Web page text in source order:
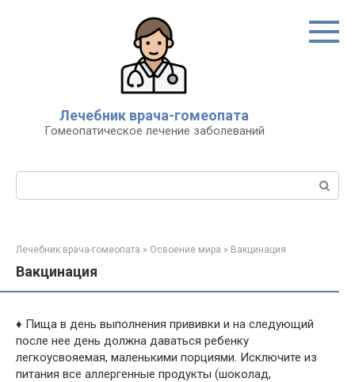
Лечебник врача-гомеопата
Гомеопатическое лечение заболеваний
Поиск:
Лечебник врача-гомеопата » Освоение мира » Вакцинация
Вакцинация
♦ Пища в день выполнения прививки и на следующий
после нее день должна даваться ребенку
легкоусвояемая, маленькими порциями. Исключите из
питания все аллергенные продукты (шоколад,